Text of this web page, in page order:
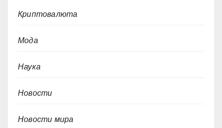
Криптовалюта
Мода
Наука
Новости
Новости мира